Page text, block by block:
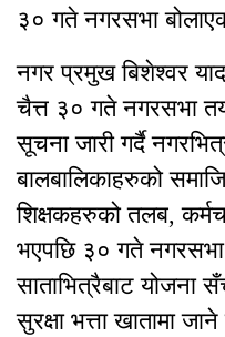
३० गते नगरसभा
नगर प्रमुख बिशेश्वर
चैत्त ३० गते नगरसभा
सूचना जारी गर्दै
बालबालिकाहरुको
शिक्षकहरुको तलब,
भएपछि ३० गते
साताभित्रैबाट योजना
सुरक्षा भत्ता खातामा